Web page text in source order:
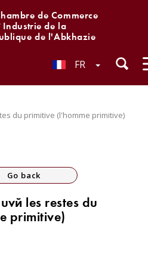
de Commerce
de la
de l'Abkhazie
FR
du primitive (l'homme primitive)
Go back
les restes du
primitive)